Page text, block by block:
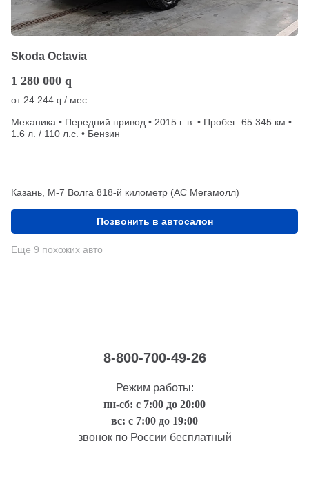
Skoda Octavia
1 280 000 q
от 24 244 q / мес.
Механика • Передний привод • 2015 г. в. • Пробег: 65 345 км •
1.6 л. / 110 л.с. • Бензин
Казань, М-7 Волга 818-й километр (АС Мегамолл)
Позвонить в автосалон
Еще 9 похожих авто
8-800-700-49-26
Режим работы:
пн-сб: с 7:00 до 20:00
вс: с 7:00 до 19:00
звонок по России бесплатный